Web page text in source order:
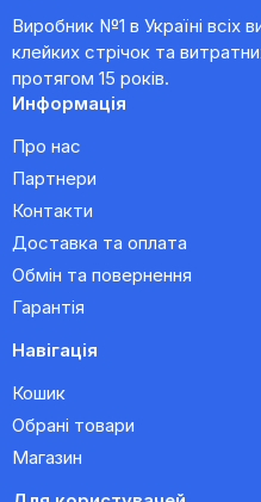
Виробник №1 в Україні всіх
клейких стрічок та
протягом 15 років.
Информація
Про нас
Партнери
Контакти
Доставка та оплата
Обмін та повернення
Гарантія
Навігація
Кошик
Обрані товари
Магазин